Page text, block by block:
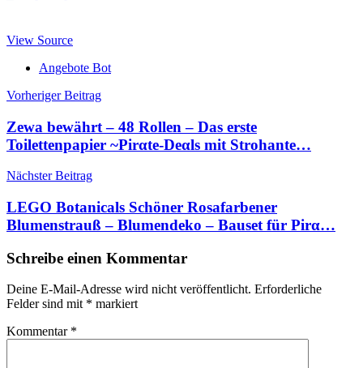
View Source
Angebote Bot
Beitragsnavigation
Vorheriger Beitrag
Zewa bewährt – 48 Rollen – Das erste
Toilettenpapier ~Pirαtе-Dеαls mit Strohante…
Nächster Beitrag
LEGO Botanicals Schöner Rosafarbener
Blumenstrauß – Blumendeko – Bauset für Pirα…
Schreibe einen Kommentar
Deine E-Mail-Adresse wird nicht veröffentlicht. Erforderliche
Felder sind mit * markiert
Kommentar *